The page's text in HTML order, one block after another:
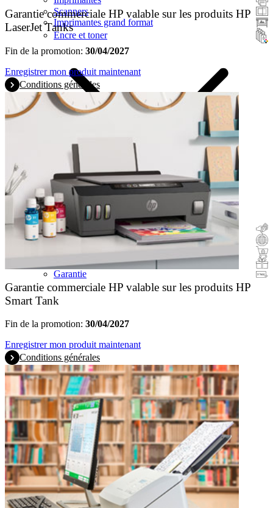
Scanners
Imprimantes grand format
Encre et toner
Remboursement
Reprise
Cadeau avec l'achat
Garantie
Garantie commerciale HP valable sur les produits HP
LaserJet Tanks
Fin de la promotion: 30/04/2027
Enregistrer mon produit maintenant
Conditions générales
Garantie commerciale HP valable sur les produits HP
Smart Tank
Fin de la promotion: 30/04/2027
Enregistrer mon produit maintenant
Conditions générales